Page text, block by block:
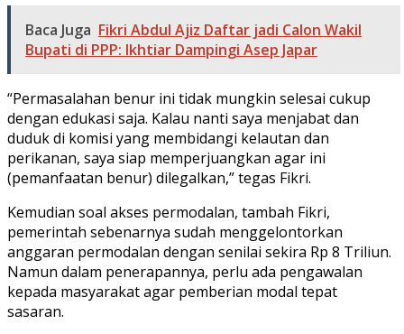
Baca Juga Fikri Abdul Ajiz Daftar jadi Calon Wakil
Bupati di PPP: Ikhtiar Dampingi Asep Japar
“Permasalahan benur ini tidak mungkin selesai cukup
dengan edukasi saja. Kalau nanti saya menjabat dan
duduk di komisi yang membidangi kelautan dan
perikanan, saya siap memperjuangkan agar ini
(pemanfaatan benur) dilegalkan,” tegas Fikri.
Kemudian soal akses permodalan, tambah Fikri,
pemerintah sebenarnya sudah menggelontorkan
anggaran permodalan dengan senilai sekira Rp 8 Triliun.
Namun dalam penerapannya, perlu ada pengawalan
kepada masyarakat agar pemberian modal tepat
sasaran.